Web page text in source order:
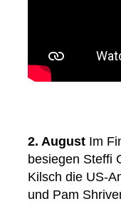
2. August Im
besiegen Steffi
Kilsch die US-
und Pam